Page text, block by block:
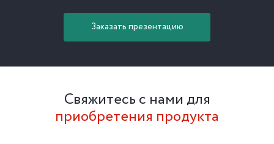
Заказать презентацию
Свяжитесь с нами для
приобретения продукта